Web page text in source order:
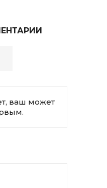
ваш может